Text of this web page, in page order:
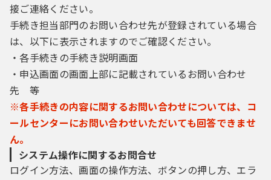
接ご連絡ください。
手続き担当部門のお問い合わせ先が登録されている場合
は、以下に表示されますのでご確認ください。
・各手続きの手続き説明画面
・申込画面の画面上部に記載されているお問い合わせ
先 等
※各手続きの内容に関するお問い合わせについては、コ
ールセンターにお問い合わせいただいても回答できませ
ん。
システム操作に関するお問合せ
ログイン方法、画面の操作方法、ボタンの押し方、エラ